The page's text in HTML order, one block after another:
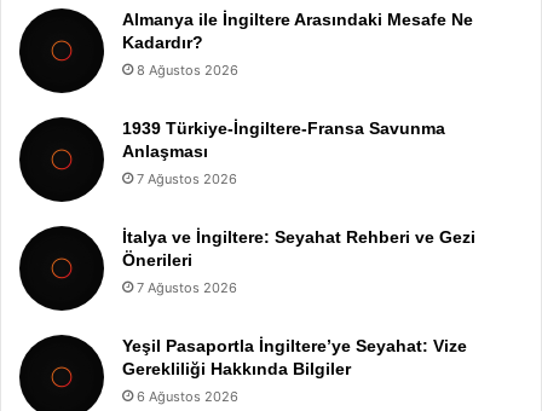
Almanya ile İngiltere Arasındaki Mesafe Ne
Kadardır?
8 Ağustos 2026
1939 Türkiye-İngiltere-Fransa Savunma
Anlaşması
7 Ağustos 2026
İtalya ve İngiltere: Seyahat Rehberi ve Gezi
Önerileri
7 Ağustos 2026
Yeşil Pasaportla İngiltere’ye Seyahat: Vize
Gerekliliği Hakkında Bilgiler
6 Ağustos 2026